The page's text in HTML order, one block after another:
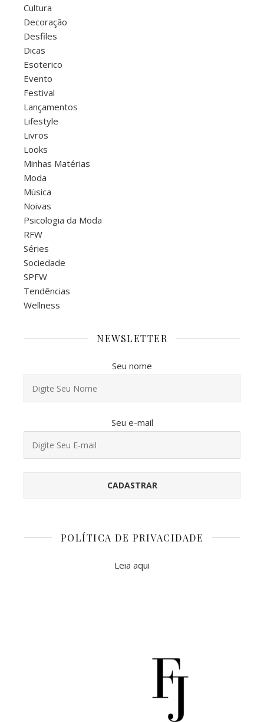
Cultura
Decoração
Desfiles
Dicas
Esoterico
Evento
Festival
Lançamentos
Lifestyle
Livros
Looks
Minhas Matérias
Moda
Música
Noivas
Psicologia da Moda
RFW
Séries
Sociedade
SPFW
Tendências
Wellness
NEWSLETTER
Seu nome
Seu e-mail
POLÍTICA DE PRIVACIDADE
Leia aqui